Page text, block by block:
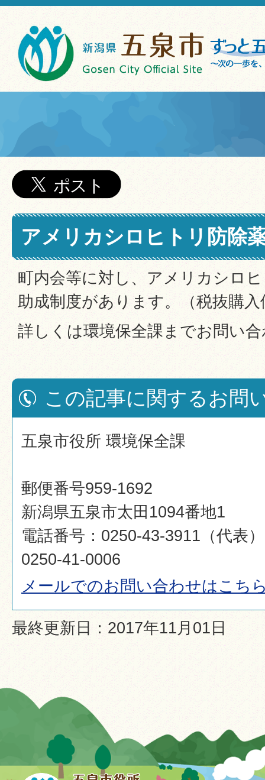
アメリカシロヒトリ防除
町内会等に対し、アメリカシロ
助成制度があります。（税抜購
詳しくは環境保全課までお問い
この記事に関するお問
五泉市役所 環境保全課
郵便番号959-1692
新潟県五泉市太田1094番地1
電話番号：0250-43-3911（代表
0250-41-0006
メールでのお問い合わせはこち
最終更新日：2017年11月01日